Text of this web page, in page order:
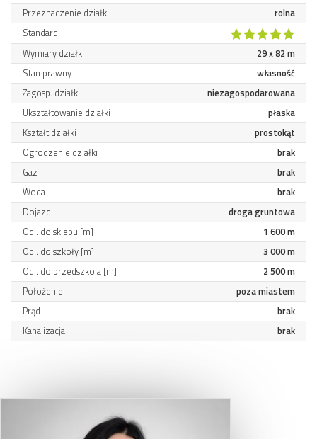
Przeznaczenie działki
rolna
Standard
Wymiary działki
29 x 82 m
Stan prawny
własność
Zagosp. działki
niezagospodarowana
Ukształtowanie działki
płaska
Kształt działki
prostokąt
Ogrodzenie działki
brak
Gaz
brak
Woda
brak
Dojazd
droga gruntowa
Odl. do sklepu [m]
1 600 m
Odl. do szkoły [m]
3 000 m
Odl. do przedszkola [m]
2 500 m
Położenie
poza miastem
Prąd
brak
Kanalizacja
brak